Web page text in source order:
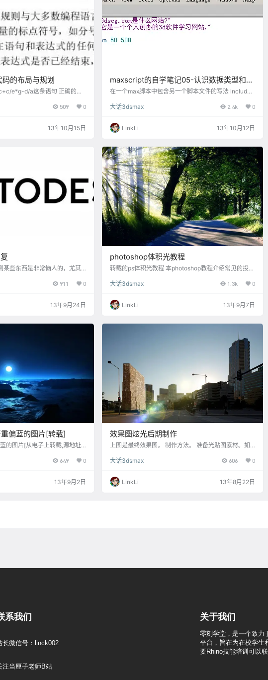
的布局与规划
e*g-d/a这条语句 正确的断
, 因为第一句已经是一个完整的
句是一个完整的表达式句子,
位置加上""(反斜杠), 如下 a+
509 0
13年10月15日
maxscript的自学笔记05-认识数据类型和运
算
在一个max脚本中包含另一个脚本文件的写法 include
的数据类型 数字 :比如1 2 3, 7.0 8.0 字符:比如hello ,注
义数组的地方法有几种, 一是"#()" ,表…
大话3dsmax 2.4k 0
LinkLi 13年10月12日
某些东西是非常恼人的，尤其
建模工作，以至于忘记了自己
户界面情形以及对齐进行修正
大字体和 3ds Max 对话框和
的按…
911 0
13年9月24日
photoshop体积光教程
转载的ps体积光教程 本photoshop教程介绍常见的投射
片复制一层，用调色工具或通道等把高光部分单独提取
式，再用蒙版修饰一下即可。 原图 最终效果 1、打开原
图，ctrl+J复制图层。 2、Ctrl+L调整色阶，直至窗户
黑色，涂去室内的一切光线。 4、…
大话3dsmax 1.3k 0
LinkLi 13年9月7日
偏蓝的图片[转载]
的图片[从电子上转载,源地址
也大幅的降低拍照的门槛，
采烈的看今日所拍摄的成果
蓝一下黄，有经验的老手二话
649 0
13年9月2日
效果图炫光后期制作
上图是最终效果图。 制作方法。 准备光贴图素材。如
换改变光素材的角度和大小。 选择图层样式那里选择
色边半透明，观察图片边缘会有明显的边界，这个边界
用橡皮擦擦掉就可以了。
大话3dsmax 606 0
LinkLi 13年8月22日
系我们
长微信号：linck002
注当厘子老师B站
关于我们
零刻学堂，是一个致力
平台，旨在为在校学生
要Rhino技能培训可以